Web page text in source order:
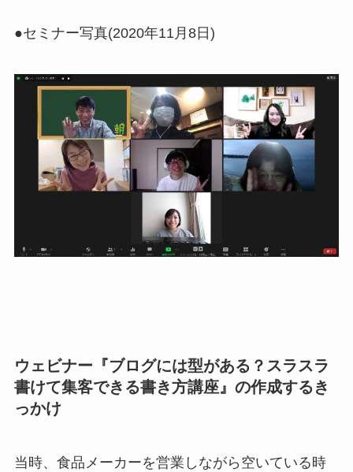
●セミナー写真(2020年11月8日)
ウェビナー『ブログには型がある？スラスラ
書けて集客できる書き方講座』の作成するき
っかけ
当時、食品メーカーを営業しながら空いている時